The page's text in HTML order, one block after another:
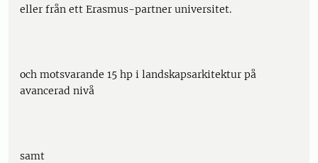
eller från ett Erasmus-partner universitet.
och motsvarande 15 hp i landskapsarkitektur på
avancerad nivå
samt